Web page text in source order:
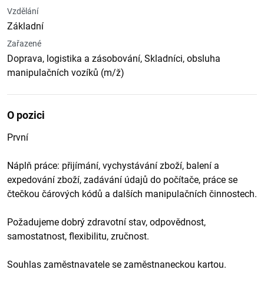
Vzdělání
Základní
Zařazené
Doprava, logistika a zásobování, Skladníci, obsluha
manipulačních vozíků (m/ž)
O pozici
První
Náplň práce: přijímání, vychystávání zboží, balení a
expedování zboží, zadávání údajů do počítače, práce se
čtečkou čárových kódů a dalších manipulačních činnostech.
Požadujeme dobrý zdravotní stav, odpovědnost,
samostatnost, flexibilitu, zručnost.
Souhlas zaměstnavatele se zaměstnaneckou kartou.